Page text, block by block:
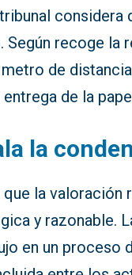
Según recoge la
de
de la
la
la valoración
y razonable.
en un proceso